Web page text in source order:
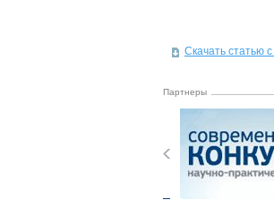
Скачать статью
Партнеры